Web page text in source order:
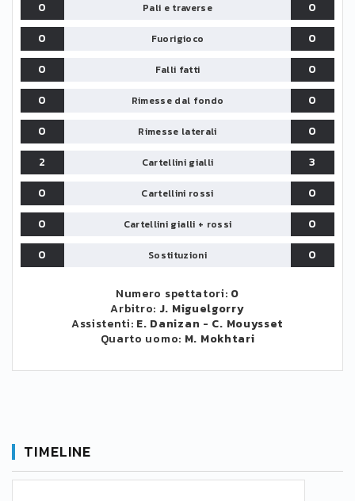
0 Pali e traverse
0
0
Fuorigioco
0
0
Falli fatti
0
0
Rimesse dal fondo
0
0
Rimesse laterali
0
2
Cartellini gialli
3
0
Cartellini rossi
0
0
Cartellini gialli + rossi
0
0
Sostituzioni 0
Numero spettatori: 0
Arbitro: J. Miguelgorry
Assistenti: E. Danizan - C. Mouysset
Quarto uomo: M. Mokhtari
TIMELINE